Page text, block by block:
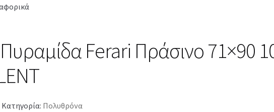
Ferari Πράσινο 71×90
Κατηγορία: Πολυθρόνα